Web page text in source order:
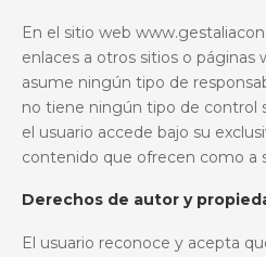
En el sitio web
enlaces a otros sitios o páginas
asume ningún tipo de
no tiene ningún tipo de control
el usuario accede bajo su
contenido que ofrecen como a
Derechos de autor y
El usuario reconoce y acepta